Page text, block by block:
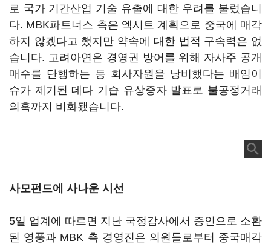
로 국가 기간산업 기술 유출에 대한 우려를 불렀습니
다. MBK파트너스 측은 엑시트 계획으로 중국에 매각
하지 않겠다고 했지만 약속에 대한 법적 구속력은 없
습니다. 고려아연은 경영권 방어를 위해 자사주 공개
매수를 단행하는 등 회사자원을 낭비했다는 배임이
슈가 제기된 데다 기습 유상증자 발표로 불공정거래
의혹까지 비화됐습니다.
사모펀드에 사나운 시선
5일 업계에 따르면 지난 국정감사에서 증인으로 소환
된 영풍과 MBK 측 경영진은 의원들로부터 중국매각